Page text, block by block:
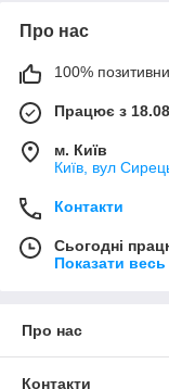
Про нас
100%
Працює з
м. Київ
Київ, вул
Контакти
Сьогодні
Показати
Про нас
Контакти